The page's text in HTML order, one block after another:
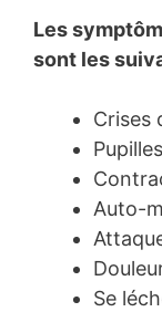
Les
sont les
Crises
Auto-
Se